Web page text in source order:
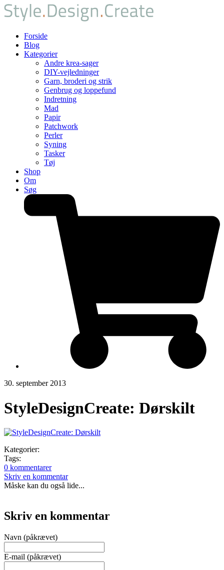
Forside
Blog
Kategorier
Andre krea-sager
DIY-vejledninger
Garn, broderi og strik
Genbrug og loppefund
Indretning
Mad
Papir
Patchwork
Perler
Syning
Tasker
Tøj
Shop
Om
Søg
30. september 2013
StyleDesignCreate: Dørskilt
Kategorier:
Tags:
0 kommentarer
Skriv en kommentar
Måske kan du også lide...
Skriv en kommentar
Navn (påkrævet)
E-mail (påkrævet)